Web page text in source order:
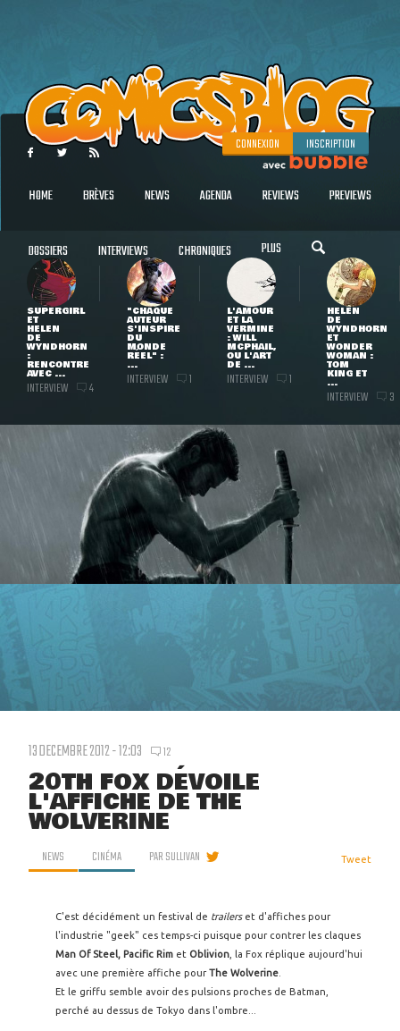
CONNEXION INSCRIPTION
HOME BRÈVES NEWS AGENDA REVIEWS PREVIEWS
DOSSIERS INTERVIEWS CHRONIQUES PLUS
SUPERGIRL
ET
HELEN
DE
WYNDHORN
:
RENCONTRE
AVEC ...
INTERVIEW 4
"CHAQUE
AUTEUR
S'INSPIRE
DU
MONDE
RÉEL" :
...
INTERVIEW 1
L'AMOUR
ET LA
VERMINE
: WILL
MCPHAIL,
OU L'ART
DE ...
INTERVIEW 1
HELEN
DE
WYNDHORN
ET
WONDER
WOMAN :
TOM
KING ET
...
INTERVIEW 3
13 DECEMBRE 2012 - 12:03 12
20TH FOX DÉVOILE
L'AFFICHE DE THE
WOLVERINE
NEWS CINÉMA PARSULLIVAN Tweet
C'est décidément un festival de trailerset d'affiches pour
l'industrie "geek" ces temps-ci puisque pour contrer les claques
Man Of Steel, Pacific Rim et Oblivion , la Fox réplique aujourd'hui
avec une première affiche pourThe Wolverine
Et le griffu semble avoir des pulsions proches de Batman,
perché au dessus de Tokyo dans l'ombre...